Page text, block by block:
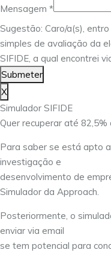
Mensagem *
Sugestão: Caro/a(s),
simples de avaliação da
SIFIDE, a qual encontrei
Submeter
X
Simulador SIFIDE
Quer recuperar até
Para saber se está apto
investigação e
desenvolvimento de
Simulador da Approach.
Posteriormente, o
enviar via email
se tem potencial para